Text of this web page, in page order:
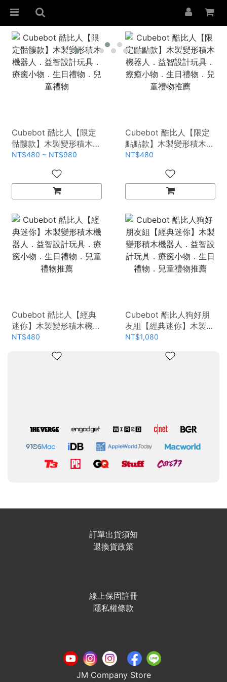
Cubebot 酷比人【限定
骷髏款】木製變形積木機
器人．益智設計玩具．療
NT$480 ~ NT$980
Cubebot 酷比人【限定
點點款】木製變形積木機
器人．益智設計玩具．療
NT$480
Cubebot 酷比人【經典
迷你】木製變形積木機器
人．益智設計玩具．療癒
NT$480
Cubebot 酷比人狗好朋
友組【經典迷你】木製變
形積木機器人．益智設計
物．兒童禮物推薦
NT$1,080
訂單出貨須知
退換貨政策
線上保固註冊
隱私權條款
JM Company Store